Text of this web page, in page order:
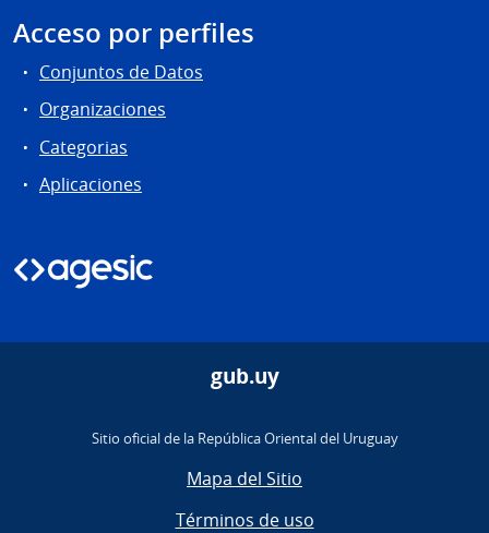
Acceso por perfiles
Conjuntos de Datos
Organizaciones
Categorias
Aplicaciones
gub.uy
Sitio oficial de la República Oriental del Uruguay
Mapa del Sitio
Términos de uso